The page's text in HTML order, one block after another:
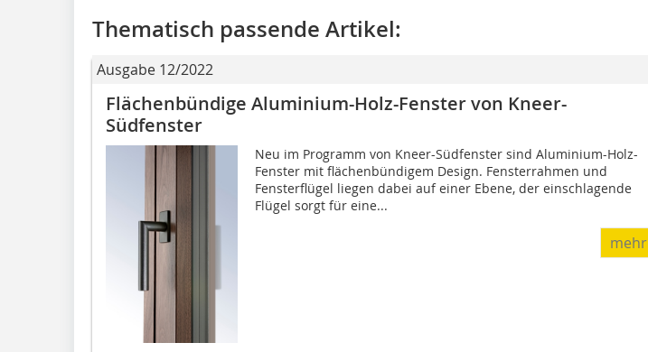
Thematisch passende Artikel:
Ausgabe 12/2022
Flächenbündige Aluminium-Holz-Fenster von Kneer-
Südfenster
Neu im Programm von Kneer-Südfenster sind Aluminium-Holz-
Fenster mit flächenbündigem Design. Fensterrahmen und
Fensterflügel liegen dabei auf einer Ebene, der einschlagende
Flügel sorgt für eine...
mehr